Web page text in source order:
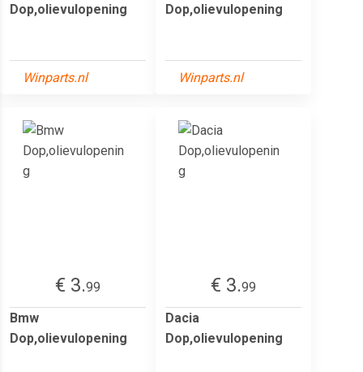
Dop,olievulopening
Winparts.nl
Dop,olievulopening
Winparts.nl
€ 3.99
Bmw
Dop,olievulopening
€ 3.99
Dacia
Dop,olievulopening